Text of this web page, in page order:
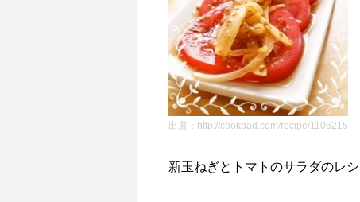
出展：http://cookpad.com/recipe/1106215
新玉ねぎとトマトのサラダのレ